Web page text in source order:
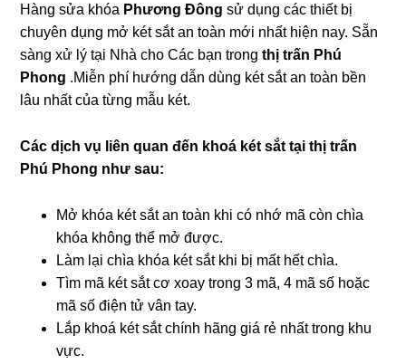
Hàng sửa khóa Phương Đông sử dụng các thiết bị
chuyên dụng mở két sắt an toàn mới nhất hiện nay. Sẵn
sàng xử lý tại Nhà cho Các bạn trongthị trấn Phú
Phong .Miễn phí hướng dẫn dùng két sắt an toàn bền
lâu nhất của từng mẫu két.
Các dịch vụ liên quan đến khoá két sắt tại thị trấn
Phú Phong như sau:
Mở khóa két sắt an toàn khi có nhớ mã còn chìa
khóa không thể mở được.
Làm lại chìa khóa két sắt khi bị mất hết chìa.
Tìm mã két sắt cơ xoay trong 3 mã, 4 mã số hoặc
mã số điện tử vân tay.
Lắp khoá két sắt chính hãng giá rẻ nhất trong khu
vực.